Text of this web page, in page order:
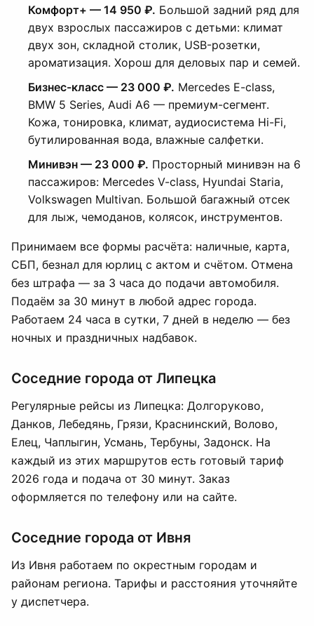
Комфорт+ — 14 950 ₽. Большой задний ряд для
двух взрослых пассажиров с детьми: климат
двух зон, складной столик, USB-розетки,
ароматизация. Хорош для деловых пар и семей.
Бизнес-класс — 23 000 ₽. Mercedes E-class,
BMW 5 Series, Audi A6 — премиум-сегмент.
Кожа, тонировка, климат, аудиосистема Hi-Fi,
бутилированная вода, влажные салфетки.
Минивэн — 23 000 ₽. Просторный минивэн на 6
пассажиров: Mercedes V-class, Hyundai Staria,
Volkswagen Multivan. Большой багажный отсек
для лыж, чемоданов, колясок, инструментов.
Принимаем все формы расчёта: наличные, карта,
СБП, безнал для юрлиц с актом и счётом. Отмена
без штрафа — за 3 часа до подачи автомобиля.
Подаём за 30 минут в любой адрес города.
Работаем 24 часа в сутки, 7 дней в неделю — без
ночных и праздничных надбавок.
Соседние города от Липецка
Регулярные рейсы из Липецка: Долгоруково,
Данков, Лебедянь, Грязи, Краснинский, Воловo,
Елец, Чаплыгин, Усмань, Тербуны, Задонск. На
каждый из этих маршрутов есть готовый тариф
2026 года и подача от 30 минут. Заказ
оформляется по телефону или на сайте.
Соседние города от Ивня
Из Ивня работаем по окрестным городам и
районам региона. Тарифы и расстояния уточняйте
у диспетчера.